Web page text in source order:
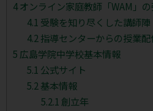
4オンライン家庭教師「WAM」
4.1 受験を知り尽くした講師陣
4.2 指導センターからの授業配
5 広島学院中学校基本情報
5.1 公式サイト
5.2 基本情報
5.2.1 創立年